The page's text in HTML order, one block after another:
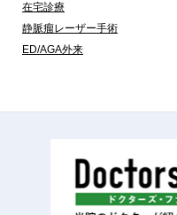
在宅診療
静脈瘤レーザー手術
ED/AGA外来